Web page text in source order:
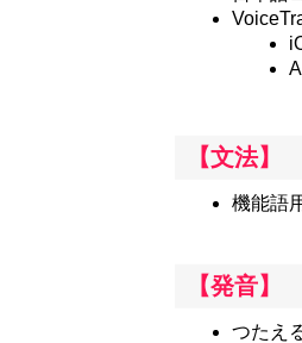
【文法】
機能語
【発音】
つたえ